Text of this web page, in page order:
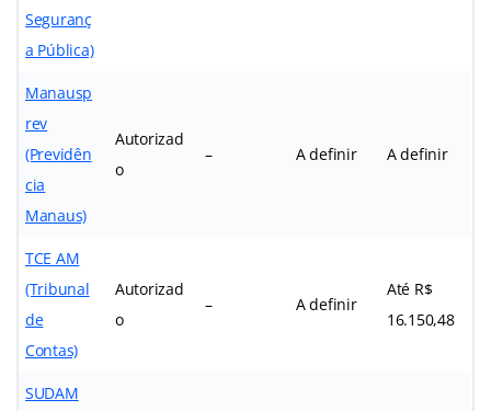
Seguranç
a Pública)
Manausp
rev
(Previdên
cia
Manaus)
Autorizad
o
– A definir A definir
TCE AM
(Tribunal
de
Contas)
Autorizad
o
– A definir
Até R$
16.150,48
SUDAM